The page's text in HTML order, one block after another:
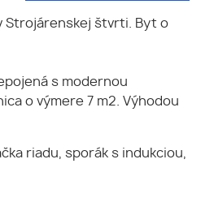
Strojárenskej štvrti. Byt o
s modernou
o výmere 7 m2. Výhodou
riadu, sporák s indukciou,